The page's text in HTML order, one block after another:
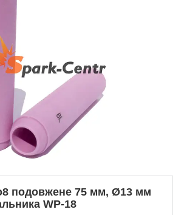
подовжене 75 мм, Ø13 мм
WP-18